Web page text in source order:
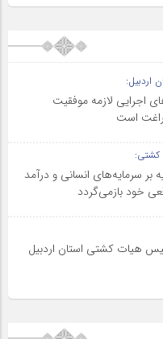
اردبیل:
اجرایی لازمه موفقیت
است
کشتی:
بر سرمایه‌های انسانی و درآمد
خود بازمی‌گردد
هیات کشتی استان اردبیل